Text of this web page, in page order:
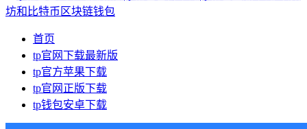
首页
tp官网下载最新版
tp官方苹果下载
tp官网正版下载
tp钱包安卓下载